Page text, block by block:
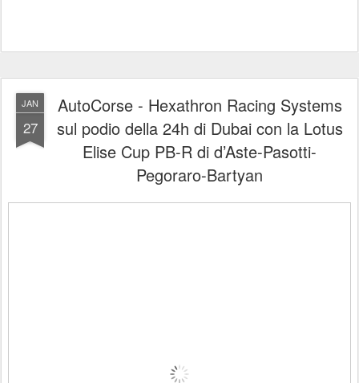
JAN
27
AutoCorse - Hexathron Racing Systems
sul podio della 24h di Dubai con la Lotus
Elise Cup PB-R di d’Aste-Pasotti-
Pegoraro-Bartyan